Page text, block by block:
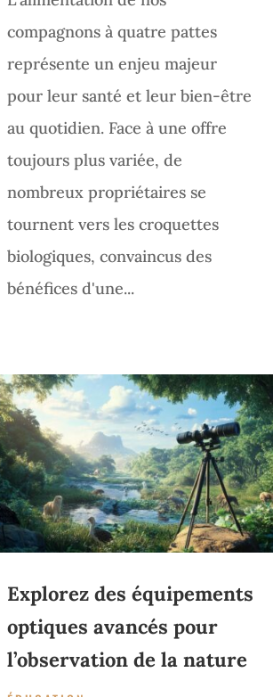
compagnons à quatre pattes
représente un enjeu majeur
pour leur santé et leur bien-être
au quotidien. Face à une offre
toujours plus variée, de
nombreux propriétaires se
tournent vers les croquettes
biologiques, convaincus des
bénéfices d'une...
Explorez des équipements
optiques avancés pour
l’observation de la nature